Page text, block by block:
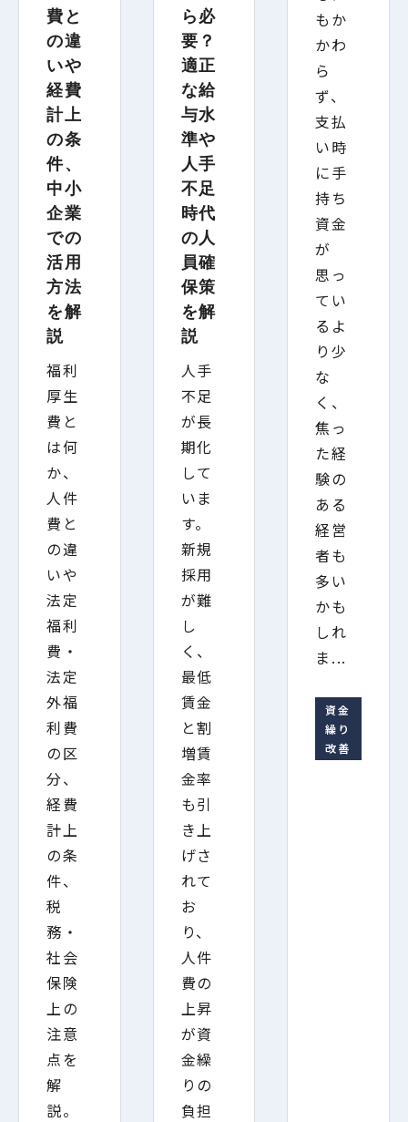
費と
の違
いや
経費
計上
の条
件、
中小
企業
での
活用
方法
を解
説
福利
厚生
費と
は何
か、
人件
費と
の違
いや
法定
福利
費・
法定
外福
利費
の区
分、
経費
計上
の条
件、
税
務・
社会
保険
上の
注意
点を
解
説。
ら必
要？
適正
な給
与水
準や
人手
不足
時代
の人
員確
保策
を解
説
人手
不足
が長
期化
して
いま
す。
新規
採用
が難
し
く、
最低
賃金
と割
増賃
金率
も引
き上
げさ
れて
お
り、
人件
費の
上昇
が資
金繰
りの
負担
もか
かわ
ら
ず、
支払
い時
に手
持ち
資金
が
思っ
てい
るよ
り少
な
く、
焦っ
た経
験の
ある
経営
者も
多い
かも
しれ
ま...
資金
繰り
改善